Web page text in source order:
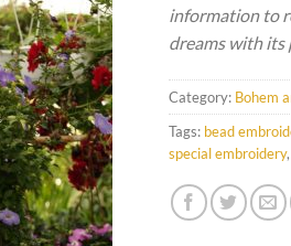
information to
dreams with its
Category: Bohem
Tags: bead
special embroidery,